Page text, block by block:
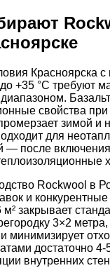
Красноярска
+35 °C требуют
свойства
зимой и
для
— после
Rockwool в
и
м² закрывает
3×2
минимизирует
достаточно 4-
внутренних